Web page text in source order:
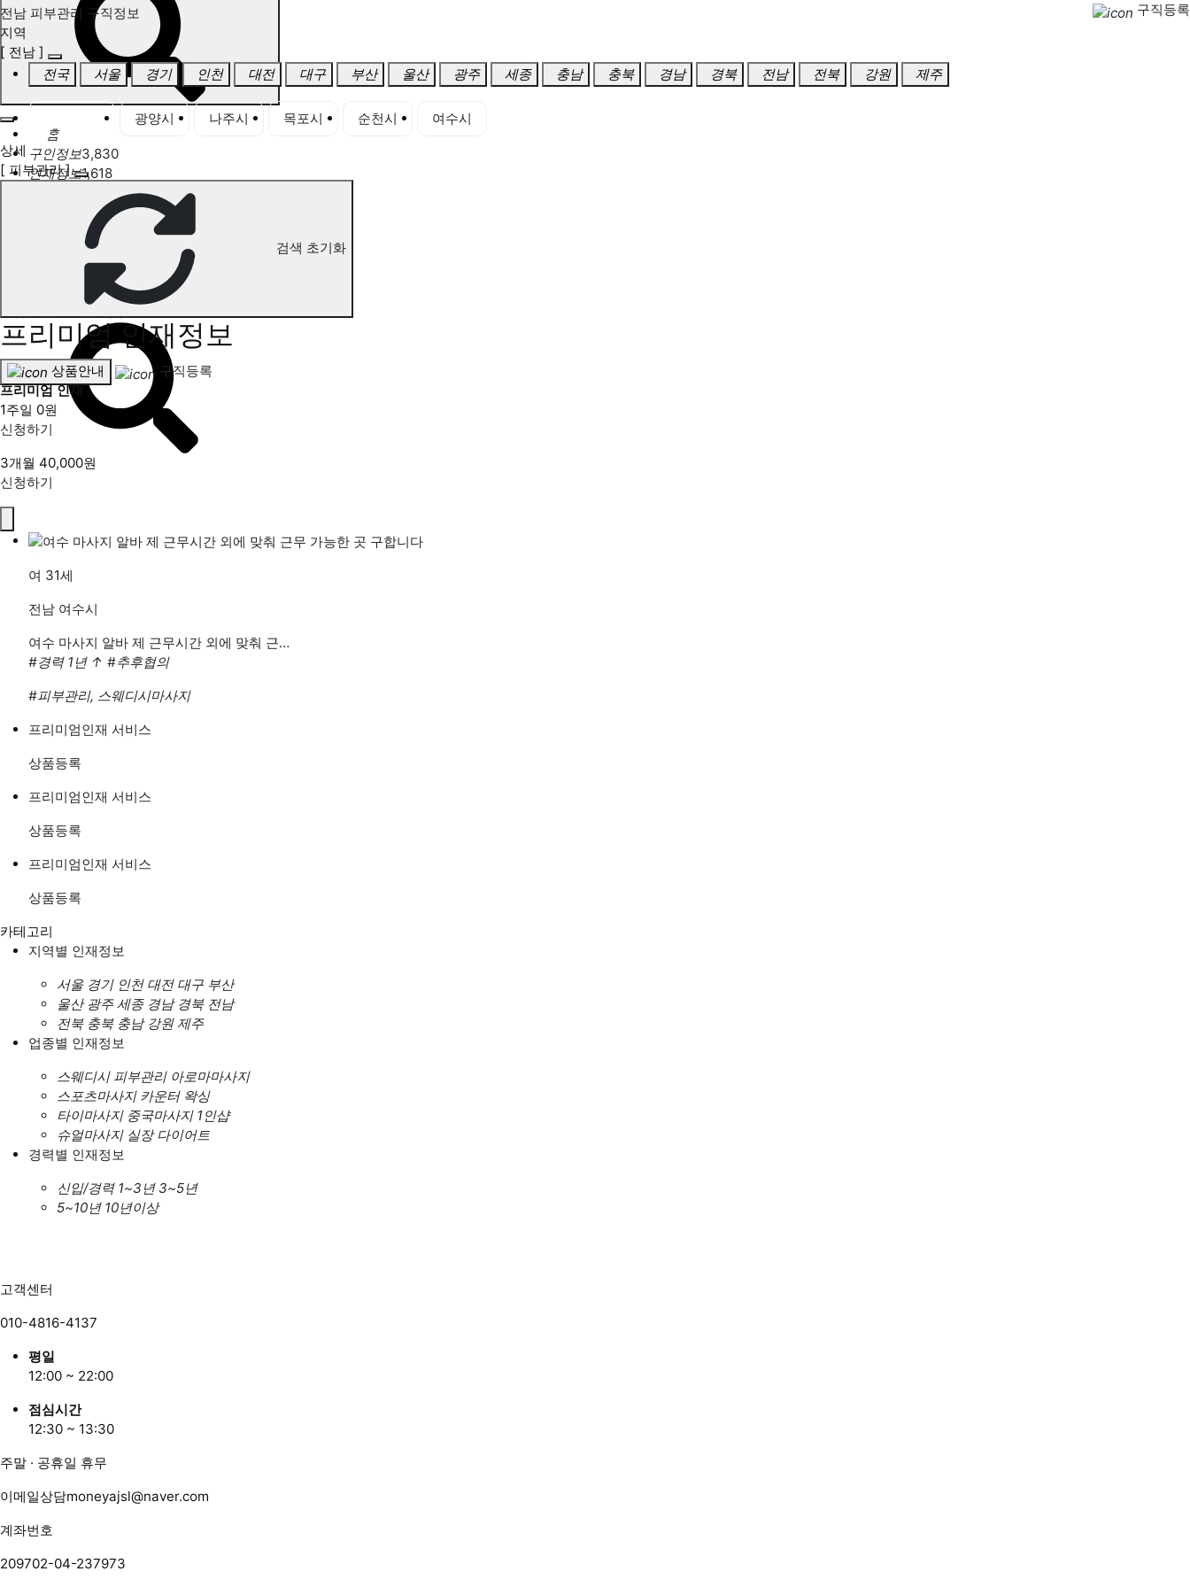
홈
구인정보3,830
인재정보1,618
고객센터
전국업체정보 마사지가이드
업체 서비스 관리
개인 서비스 관리
전남 피부관리 구직정보
구직등록
지역
[ 전남 ]
전국
서울 경기 인천 대전 대구 부산 울산 광주 세종 충남 충북 경남 경북 전남 전북 강원 제주
광양시 나주시 목포시 순천시
여수시
상세
[ 피부관리 ]
검색 초기화
프리미엄 인재정보
상품안내
구직등록
프리미엄 인재
1주일 0원
신청하기
3개월 40,000원
신청하기
여 31세
전남 여수시
여수 마사지 알바 제 근무시간 외에 맞춰 근…
#경력 1년 ↑ #추후협의
#피부관리, 스웨디시마사지
프리미엄인재 서비스
상품등록
프리미엄인재 서비스
상품등록
프리미엄인재 서비스
상품등록
카테고리
지역별 인재정보
서울 경기 인천 대전 대구 부산
울산 광주 세종 경남 경북 전남
전북 충북 충남 강원 제주
업종별 인재정보
스웨디시 피부관리 아로마마사지
스포츠마사지 카운터 왁싱
타이마사지 중국마사지 1인샵
슈얼마사지 실장 다이어트
경력별 인재정보
신입/경력 1~3년 3~5년
5~10년 10년이상
고객센터
010-4816-4137
평일
12:00 ~ 22:00
점심시간
12:30 ~ 13:30
주말 · 공휴일 휴무
이메일상담moneyajsl@naver.com
계좌번호
209702-04-237973